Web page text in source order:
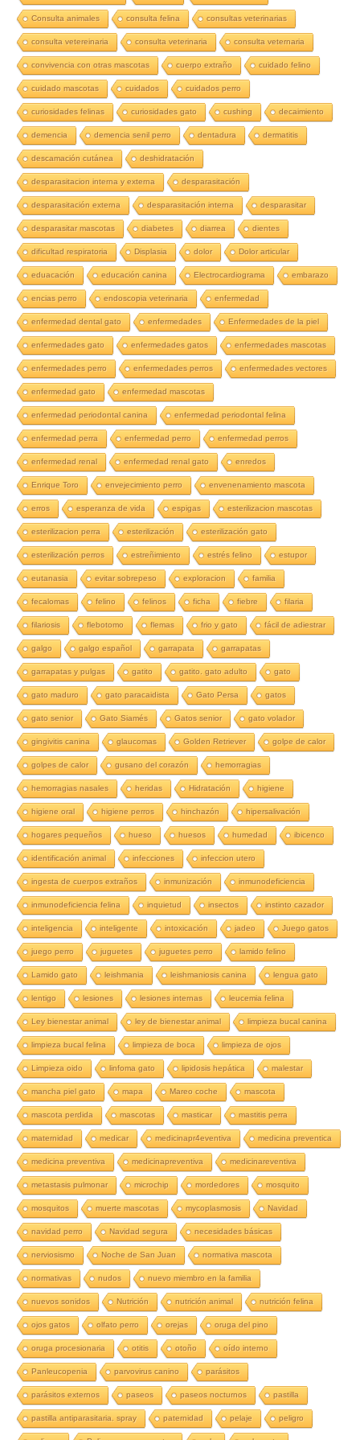
Consulta animales consulta felina consultas veterinarias
consulta vetereinaria consulta veterinaria consulta veternaria
convivencia con otras mascotas cuerpo extraño cuidado felino
cuidado mascotas cuidados cuidados perro
curiosidades felinas curiosidades gato cushing decaimiento
demencia demencia senil perro dentadura dermatitis
descamación cutánea deshidratación
desparasitacion interna y externa desparasitación
desparasitación externa desparasitación interna desparasitar
desparasitar mascotas diabetes diarrea dientes
dificultad respiratoria Displasia dolor Dolor articular
eduacación educación canina Electrocardiograma embarazo
encias perro endoscopia veterinaria enfermedad
enfermedad dental gato enfermedades Enfermedades de la piel
enfermedades gato enfermedades gatos enfermedades mascotas
enfermedades perro enfermedades perros enfermedades vectores
enfermedad gato enfermedad mascotas
enfermedad periodontal canina enfermedad periodontal felina
enfermedad perra enfermedad perro enfermedad perros
enfermedad renal enfermedad renal gato enredos
Enrique Toro envejecimiento perro envenenamiento mascota
erros esperanza de vida espigas esterilizacion mascotas
esterilizacion perra esterilización esterilización gato
esterilización perros estreñimiento estrés felino estupor
eutanasia evitar sobrepeso exploracion familia
fecalomas felino felinos ficha fiebre filaria
filariosis flebotomo flemas frio y gato fácil de adiestrar
galgo galgo español garrapata garrapatas
garrapatas y pulgas gatito gatito. gato adulto gato
gato maduro gato paracaidista Gato Persa gatos
gato senior Gato Siamés Gatos senior gato volador
gingivitis canina glaucomas Golden Retriever golpe de calor
golpes de calor gusano del corazón hemorragias
hemorragias nasales heridas Hidratación higiene
higiene oral higiene perros hinchazón hipersalivación
hogares pequeños hueso huesos humedad ibicenco
identificación animal infecciones infeccion utero
ingesta de cuerpos extraños inmunización inmunodeficiencia
inmunodeficiencia felina inquietud insectos instinto cazador
inteligencia inteligente intoxicación jadeo Juego gatos
juego perro juguetes juguetes perro lamido felino
Lamido gato leishmania leishmaniosis canina lengua gato
lentigo lesiones lesiones internas leucemia felina
Ley bienestar animal ley de bienestar animal limpieza bucal canina
limpieza bucal felina limpieza de boca limpieza de ojos
Limpieza oido linfoma gato lipidosis hepática malestar
mancha piel gato mapa Mareo coche mascota
mascota perdida mascotas masticar mastitis perra
maternidad medicar medicinapr4eventiva medicina preventica
medicina preventiva medicinapreventiva medicinareventiva
metastasis pulmonar microchip mordedores mosquito
mosquitos muerte mascotas mycoplasmosis Navidad
navidad perro Navidad segura necesidades básicas
nerviosismo Noche de San Juan normativa mascota
normativas nudos nuevo miembro en la familia
nuevos sonidos Nutrición nutrición animal nutrición felina
ojos gatos olfato perro orejas oruga del pino
oruga procesionaria otitis otoño oído interno
Panleucopenia parvovirus canino parásitos
parásitos externos paseos paseos nocturnos pastilla
pastilla antiparasitaria. spray paternidad pelaje peligro